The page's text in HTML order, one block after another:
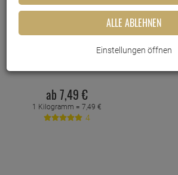
Yummi Willis 1 Kilo im Beutel
ab 7,49 €
1 Kilogramm = 7,49 €
4
ALLE ABLEHNEN
Einstellungen öffnen